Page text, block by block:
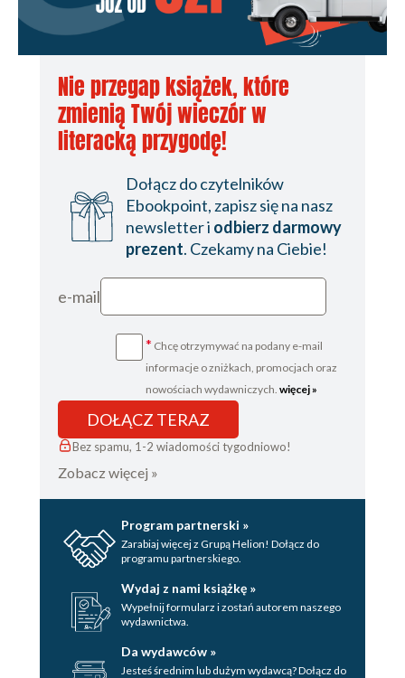
Nie przegap książek, które
zmienią Twój wieczór w
literacką przygodę!
Dołącz do czytelników
Ebookpoint, zapisz się na nasz
newsletter i odbierz darmowy
prezent. Czekamy na Ciebie!
e-mail
* Chcę otrzymywać na podany e-mail
informacje o zniżkach, promocjach oraz
nowościach wydawniczych. więcej »
DOŁĄCZ TERAZ
Bez spamu, 1-2 wiadomości tygodniowo!
Zobacz więcej »
Program partnerski »
Zarabiaj więcej z Grupą Helion! Dołącz do
programu partnerskiego.
Wydaj z nami książkę »
Wypełnij formularz i zostań autorem naszego
wydawnictwa.
Da wydawców »
Jesteś średnim lub dużym wydawcą? Dołącz do